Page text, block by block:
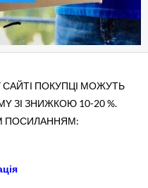
ПОКУПЦІ МОЖУТЬ
ЗІ ЗНИЖКОЮ 10-20 %.
ПОСИЛАННЯМ: